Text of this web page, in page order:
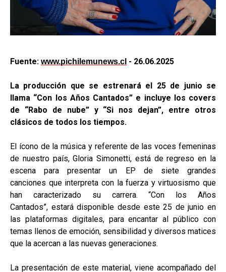
Fuente: www.pichilemunews.cl - 26.06.2025
La producción que se estrenará el 25 de junio se
llama “Con los Años Cantados” e incluye los covers
de “Rabo de nube” y “Si nos dejan”, entre otros
clásicos de todos los tiempos.
El ícono de la música y referente de las voces femeninas
de nuestro país, Gloria Simonetti, está de regreso en la
escena para presentar un EP de siete grandes
canciones que interpreta con la fuerza y virtuosismo que
han caracterizado su carrera. “Con los Años
Cantados”, estará disponible desde este 25 de junio en
las plataformas digitales, para encantar al público con
temas llenos de emoción, sensibilidad y diversos matices
que la acercan a las nuevas generaciones.
La presentación de este material, viene acompañado del